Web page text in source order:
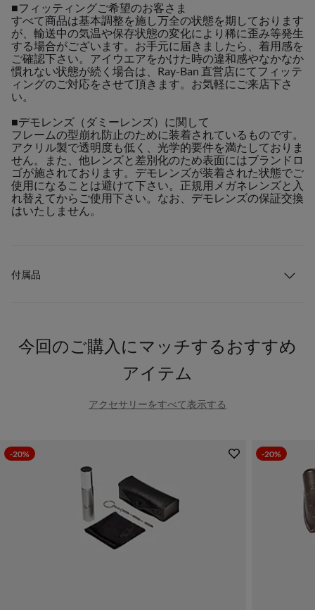
■フィッティングご希望のお客さま
すべて商品は基本調整を施し万全の状態を期しております
が、輸送中の気温や保存状態の変化により稀に歪み等発生
する場合がございます。お手元に届きましたら、着用感を
ご確認下さい。アイウエアをかけた時の違和感やなかなか
慣れない状態が続く場合は、Ray-Ban 直営店にてフィッテ
ィングのご対応をさせて頂きます。お気軽にご来店下さ
い。
■デモレンズ（ダミーレンズ）に関して
フレームの型崩れ防止のために装着されているものです。
アクリル製で透明度も低く、光学的要件を満たしておりま
せん。また、他レンズと差別化のため表面にはブランドロ
ゴが施されております。デモレンズが装着された状態でご
使用になることは避けて下さい。正規用メガネレンズと入
れ替えてからご使用下さい。なお、デモレンズの保証交換
はいたしません。
付属品
今回のご購入にマッチするおすすめ
アイテム
アクセサリーをすべて表示する
-20% -20%